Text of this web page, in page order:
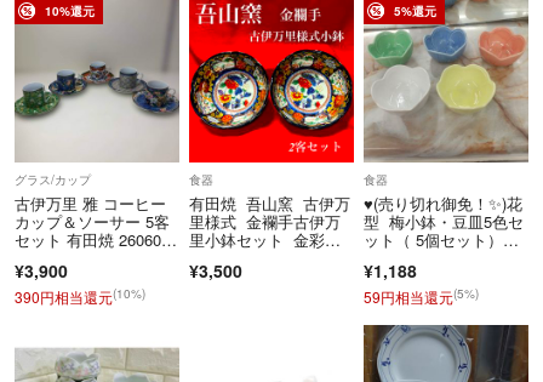
10%還元
グラス/カップ
古伊万里 雅 コーヒー
カップ＆ソーサー 5客
セット 有田焼 260605-
¥3,900
390円相当還元(10%)
食器
有田焼 吾山窯 古伊万
里様式 金襴手古伊万
里小鉢セット 金彩花
¥3,500
5%還元
食器
♥️(売り切れ御免！✨)花
型 梅小鉢・豆皿5色セ
ット（ 5個セット）昭
¥1,188
59円相当還元(5%)